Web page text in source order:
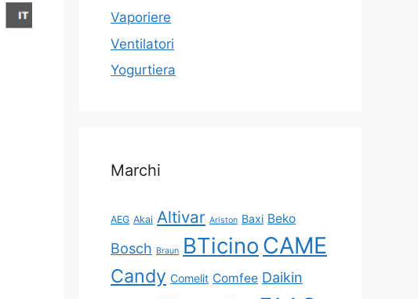
Vaporiere
Ventilatori
Yogurtiera
Marchi
AEG Akai Altivar Ariston Baxi Beko
Bosch Braun BTicino CAME
Candy Comelit Comfee Daikin